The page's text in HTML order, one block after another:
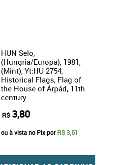
HUN Selo,
(Hungria/Europa), 1981,
(Mint), Yt:HU 2754,
Historical Flags, Flag of
the House of Árpád, 11th
century.
R$ 3,80
ou à vista no Pix porR$ 3,61